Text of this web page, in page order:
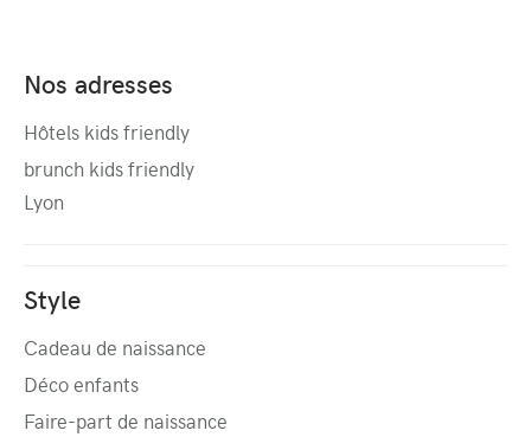
Nos adresses
Hôtels kids friendly
brunch kids friendly
Lyon
Style
Cadeau de naissance
Déco enfants
Faire-part de naissance